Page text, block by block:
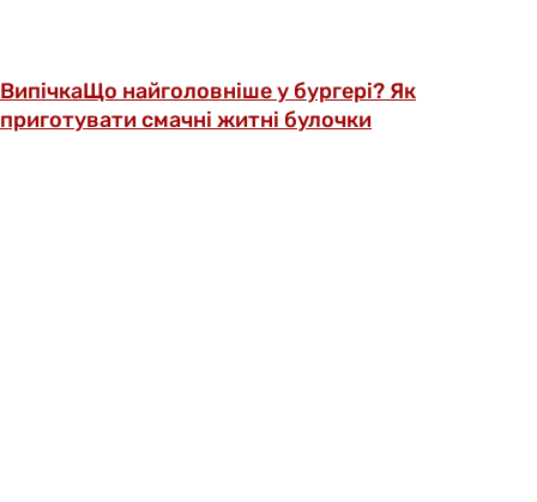
ВипічкаЩо найголовніше у бургері? Як
приготувати смачні житні булочки